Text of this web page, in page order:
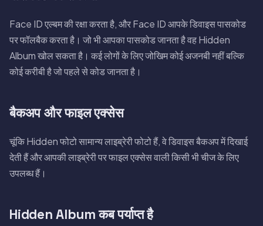
Face ID एल्बम की रक्षा करता है, और Face ID आपके डिवाइस पासकोड
पर फॉलबैक करता है। जो भी आपका पासकोड जानता है वह Hidden
Album खोल सकता है। कई लोगों के लिए जोखिम कोई अजनबी नहीं बल्कि
कोई करीबी है जो पहले से कोड जानता है।
बैकअप और फाइल एक्सेस
चूंकि Hidden फोटो सामान्य लाइब्रेरी फोटो हैं, वे डिवाइस बैकअप में दिखाई
देती हैं और आपकी लाइब्रेरी पर फाइल एक्सेस वाली किसी भी चीज के लिए
उपलब्ध हैं।
Hidden Album कब पर्याप्त है